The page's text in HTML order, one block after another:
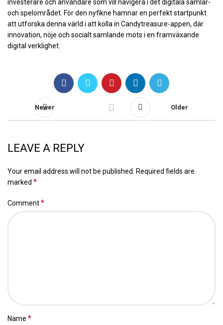
investerare och användare som vill navigera i det digitala samlar-
och spelområdet. För den nyfikne hamnar en perfekt startpunkt
att utforska denna värld i att kolla in Candytreasure-appen, där
innovation, nöje och socialt samlande möts i en framväxande
digital verklighet.
Newer Older
LEAVE A REPLY
Your email address will not be published.
Required fields are
marked *
Comment*
Name *